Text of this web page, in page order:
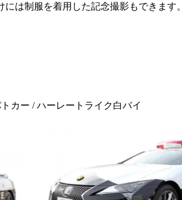
は制服を着用した記念撮影もできます。
トカー / ハーレートライク白バイ